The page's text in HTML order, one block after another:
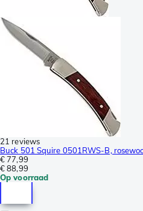
21 reviews
Buck 501 Squire 0501RWS-B,
€ 77,99
€ 88,99
Op voorraad